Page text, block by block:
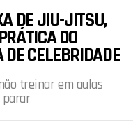
DE JIU-JITSU,
DO
CELEBRIDADE
treinar em aulas
parar